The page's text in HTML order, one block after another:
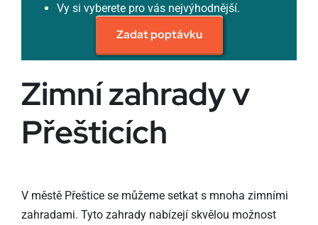
Vy si vyberete pro vás nejvýhodnější.
Zadat poptávku
Zimní zahrady v
Přešticích
V městě Přeštice se můžeme setkat s mnoha zimními
zahradami. Tyto zahrady nabízejí skvělou možnost